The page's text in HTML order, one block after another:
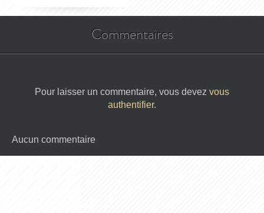
Commentaires
Pour laisser un commentaire, vous devez vous
authentifier.
Aucun commentaire